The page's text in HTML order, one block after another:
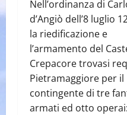
Nell’ordinanza di
d’Angiò dell’8 luglio
la riedificazione e
l’armamento del
Crepacore trovasi
Pietramaggiore per il
contingente di tre
armati ed otto operai: